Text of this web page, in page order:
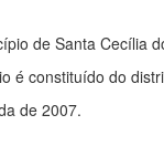
de Santa Cecília
é constituído do
de 2007.